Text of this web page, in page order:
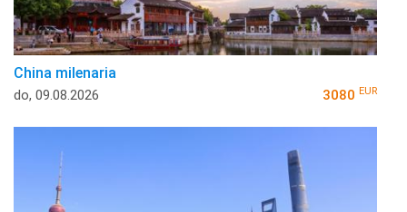
China milenaria
do, 09.08.2026 3080 EUR